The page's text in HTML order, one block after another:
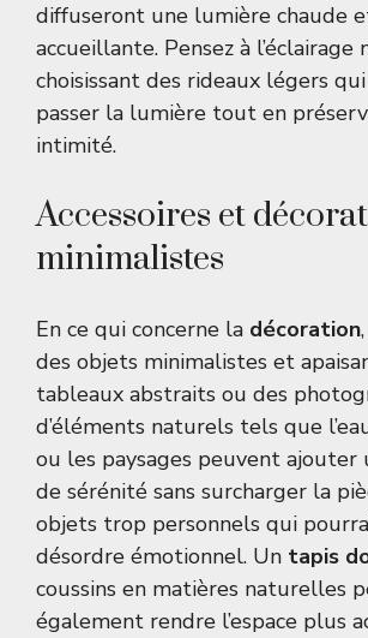
diffuseront une lumière chaude
accueillante. Pensez à
choisissant des rideaux légers
passer la lumière tout en
intimité.
Accessoires et
minimalistes
En ce qui concerne la décoration
des objets minimalistes et
tableaux abstraits ou des
d’éléments naturels tels que
ou les paysages peuvent ajouter
de sérénité sans surcharger la
objets trop personnels qui
désordre émotionnel. Un tapis
coussins en matières naturelles
également rendre l’espace plus